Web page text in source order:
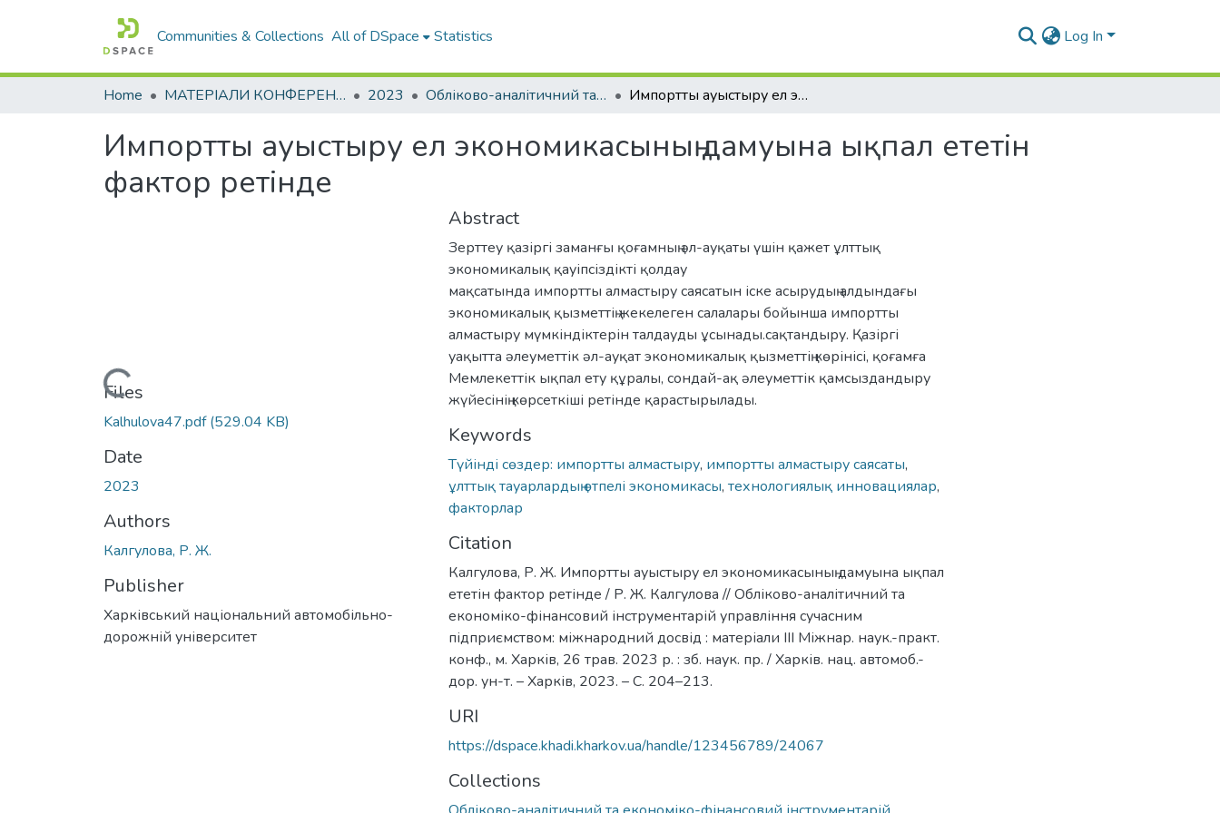
Communities & Collections All of DSpace Statistics Log In
Home МАТЕРІАЛИ КОНФЕРЕНЦІЙ 2023 Обліково-аналітичний та економіко-фінансовий інструментарій управління сучасним підприємством: міжнародний досвід Импортты ауыстыру ел экономикасының дамуына ықпал ететін фактор ретінде
Импортты ауыстыру ел экономикасының дамуына ықпал ететін
фактор ретінде
Loading...
Files
Kalhulova47.pdf(529.04 KB)
Date
2023
Authors
Калгулова, Р. Ж.
Publisher
Харківський національний автомобільно-
дорожній університет
Abstract
Зерттеу қазіргі заманғы қоғамның әл-ауқаты үшін қажет ұлттық
экономикалық қауіпсіздікті қолдау
мақсатында импортты алмастыру саясатын іске асырудың алдындағы
экономикалық қызметтің жекелеген салалары бойынша импортты
алмастыру мүмкіндіктерін талдауды ұсынады.сақтандыру. Қазіргі
уақытта әлеуметтік әл-ауқат экономикалық қызметтің көрінісі, қоғамға
Мемлекеттік ықпал ету құралы, сондай-ақ әлеуметтік қамсыздандыру
жүйесінің көрсеткіші ретінде қарастырылады.
Keywords
Түйінді сөздер: импортты алмастыру, импортты алмастыру саясаты,
ұлттық тауарлардың өтпелі экономикасы, технологиялық инновациялар,
факторлар
Citation
Калгулова, Р. Ж. Импортты ауыстыру ел экономикасының дамуына ықпал
ететін фактор ретінде / Р. Ж. Калгулова // Обліково-аналітичний та
економіко-фінансовий інструментарій управління сучасним
підприємством: міжнародний досвід : матеріали ІІІ Міжнар. наук.-практ.
конф., м. Харків, 26 трав. 2023 р. : зб. наук. пр. / Харків. нац. автомоб.-
дор. ун-т. – Харків, 2023. – С. 204–213.
URI
https://dspace.khadi.kharkov.ua/handle/123456789/24067
Collections